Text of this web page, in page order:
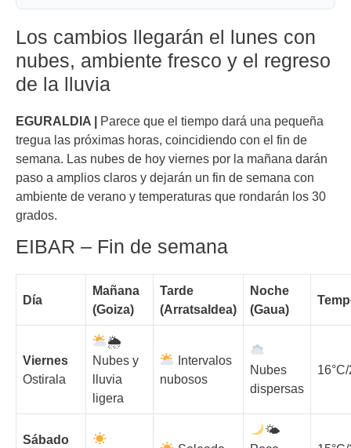
Los cambios llegarán el lunes con
nubes, ambiente fresco y el regreso
de la lluvia
EGURALDIA |
Parece que el tiempo dará una pequeña
tregua las próximas horas, coincidiendo con el fin de
semana. Las nubes de hoy viernes por la mañana darán
paso a amplios claros y dejarán un fin de semana con
ambiente de verano y temperaturas que rondarán los 30
grados.
EIBAR – Fin de semana
Día
Mañana
(Goiza)
Tarde
(Arratsaldea)
Noche
(Gaua)
Viernes
Ostirala
🌦
Nubes y
lluvia
ligera
Intervalos
nubosos
Nubes
dispersas
Sábado
🌤